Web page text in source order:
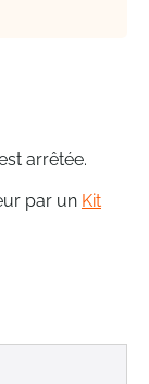
arrêtée.
par un Kit